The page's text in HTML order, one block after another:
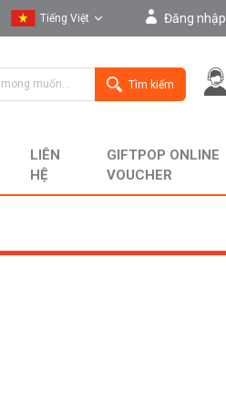
Tiếng Việt
English
Đăng nhập
Tìm kiếm
LIÊN
HỆ
GIFTPOP ONLINE
VOUCHER